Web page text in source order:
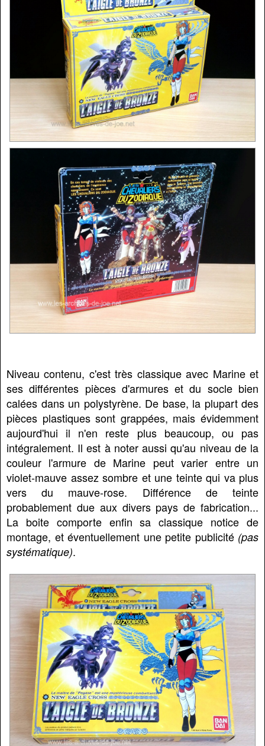
Niveau contenu, c'est très classique avec Marine et
ses différentes pièces d'armures et du socle bien
calées dans un polystyrène. De base, la plupart des
pièces plastiques sont grappées, mais évidemment
aujourd'hui il n'en reste plus beaucoup, ou pas
intégralement. Il est à noter aussi qu'au niveau de la
couleur l'armure de Marine peut varier entre un
violet-mauve assez sombre et une teinte qui va plus
vers du mauve-rose. Différence de teinte
probablement due aux divers pays de fabrication...
La boite comporte enfin sa classique notice de
montage, et éventuellement une petite publicité (pas
systématique).